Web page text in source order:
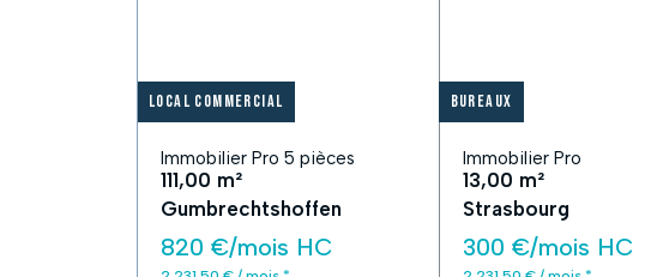
Local commercial
Immobilier Pro 5 pièces
111,00 m²
Gumbrechtshoffen
820 €/mois HC
Bureaux
Immobilier Pro
13,00 m²
Strasbourg
300 €/mois HC